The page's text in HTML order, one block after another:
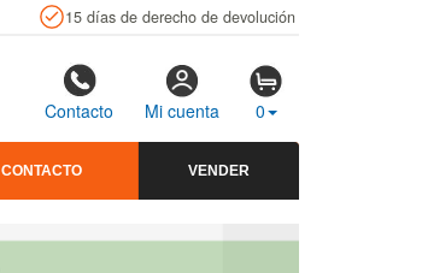
15 días de derecho de devolución
Contacto Mi cuenta 0
CONTACTO VENDER